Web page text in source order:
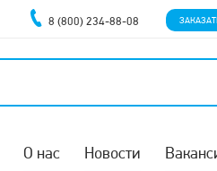
О нас Новости
8 (800) 234-88-08